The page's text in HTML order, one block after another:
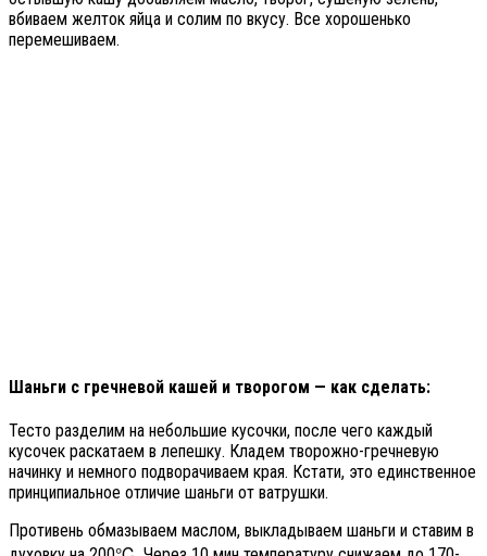
вбиваем желток яйца и солим по вкусу. Все хорошенько
перемешиваем.
Шаньги с гречневой кашей и творогом — как сделать:
Тесто разделим на небольшие кусочки, после чего каждый
кусочек раскатаем в лепешку. Кладем творожно-гречневую
начинку и немного подворачиваем края. Кстати, это единственное
принципиальное отличие шаньги от ватрушки.
Противень обмазываем маслом, выкладываем шаньги и ставим в